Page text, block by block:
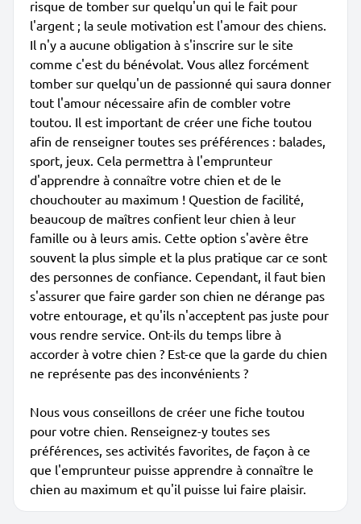
risque de tomber sur quelqu'un qui le fait pour
l'argent ; la seule motivation est l'amour des chiens.
Il n'y a aucune obligation à s'inscrire sur le site
comme c'est du bénévolat. Vous allez forcément
tomber sur quelqu'un de passionné qui saura donner
tout l'amour nécessaire afin de combler votre
toutou. Il est important de créer une fiche toutou
afin de renseigner toutes ses préférences : balades,
sport, jeux. Cela permettra à l'emprunteur
d'apprendre à connaître votre chien et de le
chouchouter au maximum ! Question de facilité,
beaucoup de maîtres confient leur chien à leur
famille ou à leurs amis. Cette option s'avère être
souvent la plus simple et la plus pratique car ce sont
des personnes de confiance. Cependant, il faut bien
s'assurer que faire garder son chien ne dérange pas
votre entourage, et qu'ils n'acceptent pas juste pour
vous rendre service. Ont-ils du temps libre à
accorder à votre chien ? Est-ce que la garde du chien
ne représente pas des inconvénients ?
Nous vous conseillons de créer une fiche toutou
pour votre chien. Renseignez-y toutes ses
préférences, ses activités favorites, de façon à ce
que l'emprunteur puisse apprendre à connaître le
chien au maximum et qu'il puisse lui faire plaisir.